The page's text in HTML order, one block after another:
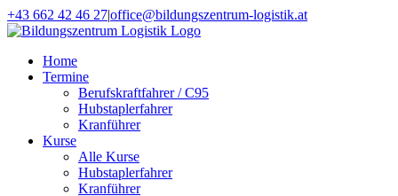
Zum
Inhalt
+43 662 42 46 27|office@bildungszentrum-logistik.at
Facebook
E-
Home
Termine
Berufskraftfahrer / C95
Hubstaplerfahrer
Kranführer
Kurse
Alle Kurse
Hubstaplerfahrer
Kranführer